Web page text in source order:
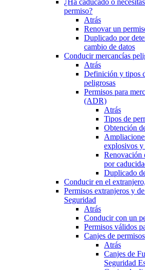
¿Ha caducado o
permiso?
Atrás
Renovar un
Duplicado por
cambio de datos
Conducir mercancías
Atrás
Definición y tipos
peligrosas
Permisos para
(ADR)
Atrás
Tipos de
Obtención
explosivos
Renovación
por
Duplicado
Conducir en el
Permisos extranjeros y
Seguridad
Atrás
Conducir con un
Permisos válidos
Canjes de permisos
Atrás
Canjes de
Seguridad